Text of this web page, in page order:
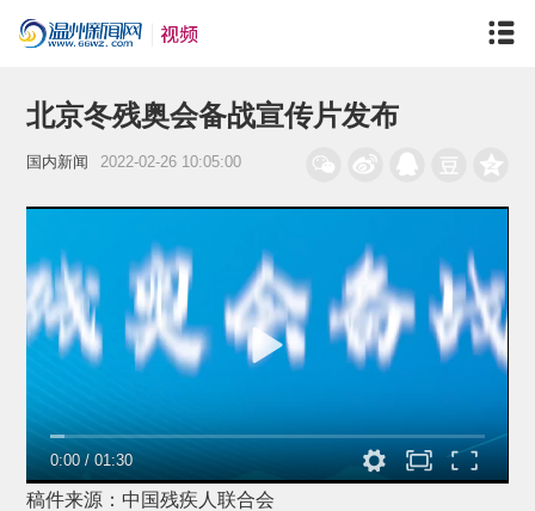
北京冬残奥会备战宣传片发布
国内新闻 2022-02-26 10:05:00
0:00/01:30
稿件来源：中国残疾人联合会